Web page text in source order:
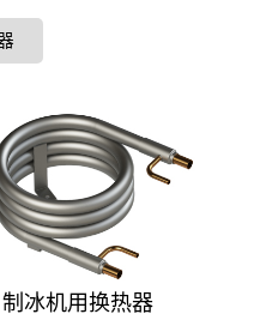
制冰机用换热器